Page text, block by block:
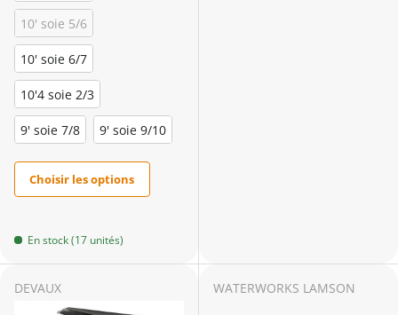
10' soie 5/6
10' soie 6/7
10'4 soie 2/3
9' soie 7/8 9' soie 9/10
Choisir les options
En stock (17 unités)
DEVAUX WATERWORKS LAMSON